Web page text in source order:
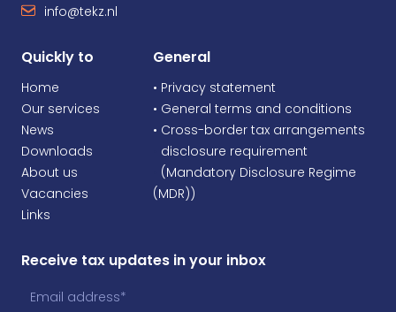
info@tekz.nl
Quickly to
Home
Our services
News
Downloads
About us
Vacancies
Links
General
• Privacy statement
• General terms and conditions
• Cross-border tax arrangements
disclosure requirement
(Mandatory Disclosure Regime
(MDR))
Receive tax updates in your inbox